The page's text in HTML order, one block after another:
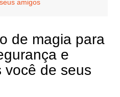
amigos
de magia para
e
você de seus